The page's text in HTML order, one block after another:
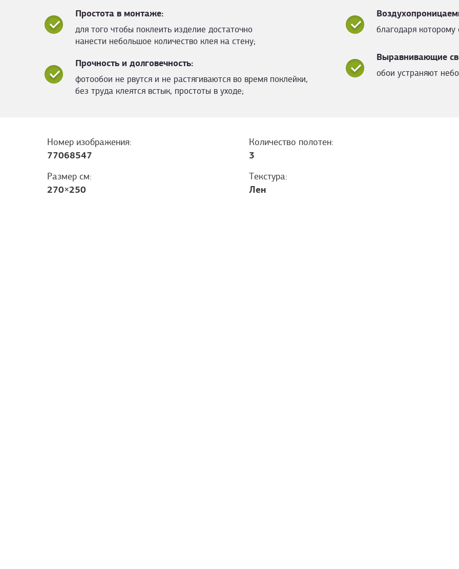
Простота в монтаже:
для того чтобы поклеить изделие достаточно
нанести небольшое количество клея на стену;
благодаря
Выравнивающие
обои устраняют
Прочность и долговечность:
фотообои не рвутся и не растягиваются во время поклейки,
без труда клеятся встык, простоты в уходе;
Номер изображения:
77068547
Количество полотен:
3
Размер см:
270×250
Текстура:
Лен